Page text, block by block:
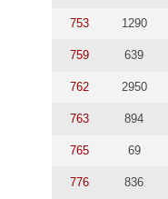
753 1290
759 639
762 2950
763 894
765 69
776 836